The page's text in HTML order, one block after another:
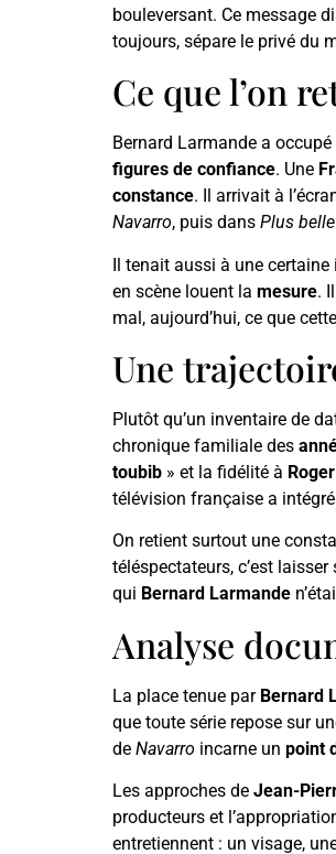
bouleversant. Ce message
toujours, sépare le privé du
Ce que l’on
Bernard Larmande a occupé
figures de confiance. Une
constance. Il arrivait à
Navarro, puis dans Plus
Il tenait aussi à une certaine
en scène louent la mesure.
mal, aujourd’hui, ce que
Une
Plutôt qu’un inventaire de
chronique familiale des
toubib » et la fidélité à
télévision française a
On retient surtout une
téléspectateurs, c’est
qui Bernard Larmande
Analyse
La place tenue par Bernard
que toute série repose sur
de Navarro incarne un point
Les approches de Jean-
producteurs et
entretiennent : un visage,